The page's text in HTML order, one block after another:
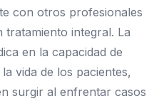
con otros profesionales
integral. La
en la capacidad de
vida de los pacientes,
surgir al enfrentar casos